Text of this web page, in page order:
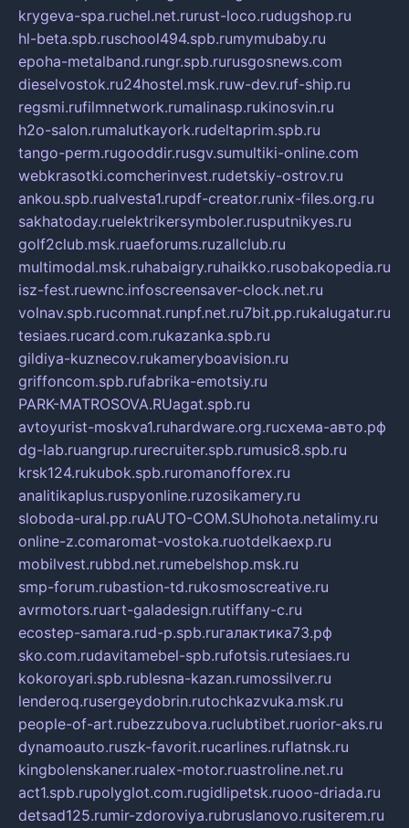
krygeva-spa.ruchel.net.rurust-loco.rudugshop.ru
hl-beta.spb.ruschool494.spb.rumymubaby.ru
epoha-metalband.rungr.spb.rurusgosnews.com
dieselvostok.ru24hostel.msk.ruw-dev.ruf-ship.ru
regsmi.rufilmnetwork.rumalinasp.rukinosvin.ru
h2o-salon.rumalutkayork.rudeltaprim.spb.ru
tango-perm.rugooddir.rusgv.sumultiki-online.com
webkrasotki.comcherinvest.rudetskiy-ostrov.ru
ankou.spb.rualvesta1.rupdf-creator.runix-files.org.ru
sakhatoday.ruelektrikersymboler.rusputnikyes.ru
golf2club.msk.ruaeforums.ruzallclub.ru
multimodal.msk.ruhabaigry.ruhaikko.rusobakopedia.ru
isz-fest.ruewnc.infoscreensaver-clock.net.ru
volnav.spb.rucomnat.runpf.net.ru7bit.pp.rukalugatur.ru
tesiaes.rucard.com.rukazanka.spb.ru
gildiya-kuznecov.rukameryboavision.ru
griffoncom.spb.rufabrika-emotsiy.ru
PARK-MATROSOVA.RUagat.spb.ru
avtoyurist-moskva1.ruhardware.org.ruсхема-авто.рф
dg-lab.ruangrup.rurecruiter.spb.rumusic8.spb.ru
krsk124.rukubok.spb.ruromanofforex.ru
analitikaplus.ruspyonline.ruzosikamery.ru
sloboda-ural.pp.ruAUTO-COM.SUhohota.netalimy.ru
online-z.comaromat-vostoka.ruotdelkaexp.ru
mobilvest.rubbd.net.rumebelshop.msk.ru
smp-forum.rubastion-td.rukosmoscreative.ru
avrmotors.ruart-galadesign.rutiffany-c.ru
ecostep-samara.rud-p.spb.ruгалактика73.рф
sko.com.rudavitamebel-spb.rufotsis.rutesiaes.ru
kokoroyari.spb.rublesna-kazan.rumossilver.ru
lenderoq.rusergeydobrin.rutochkazvuka.msk.ru
people-of-art.rubezzubova.ruclubtibet.ruorior-aks.ru
dynamoauto.ruszk-favorit.rucarlines.ruflatnsk.ru
kingbolenskaner.rualex-motor.ruastroline.net.ru
act1.spb.rupolyglot.com.rugidlipetsk.ruooo-driada.ru
detsad125.rumir-zdoroviya.rubruslanovo.rusiterem.ru